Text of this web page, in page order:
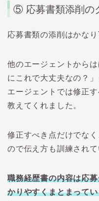
⑤ 応募書類添削の
応募書類の添削はかなり
他のエージェントから
にこれで大丈夫なの？
エージェントでは修正
教えてくれました。
修正すべき点だけでな
ので伝え方も訓練され
職務経歴書の内容は応
かりやすくまとまって